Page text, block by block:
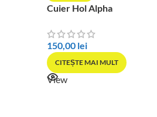
Cuier Hol Alpha
150,00 lei
CITEȘTE MAI MULT
View